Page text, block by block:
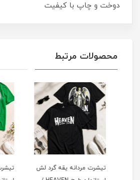
دوخت و چاپ با کیفیت
محصولات مرتبط
تیشرت مردانه یقه گرد لش